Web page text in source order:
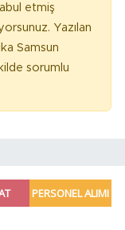
etmiş
Yazılan
Samsun
sorumlu